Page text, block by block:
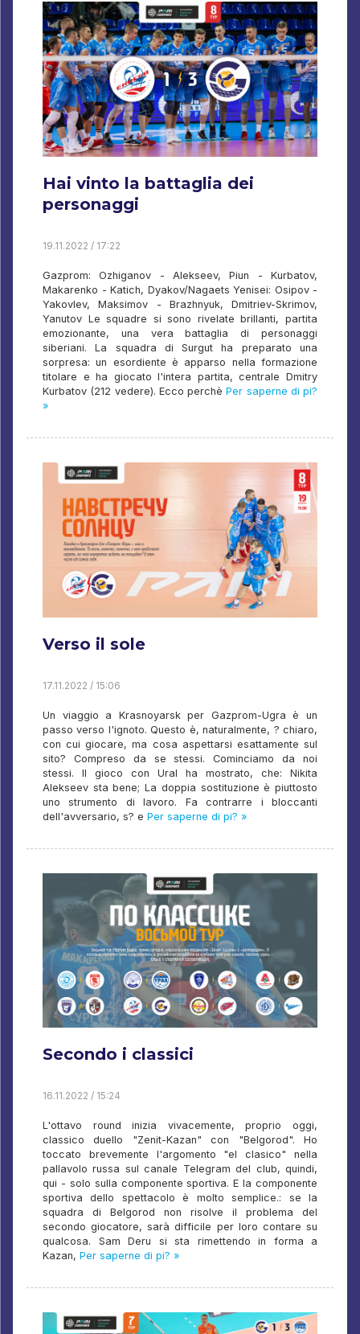
Hai vinto la battaglia dei
personaggi
19.11.2022 / 17:22
Gazprom: Ozhiganov - Alekseev, Piun - Kurbatov,
Makarenko - Katich, Dyakov/Nagaets Yenisei: Osipov -
Yakovlev, Maksimov - Brazhnyuk, Dmitriev-Skrimov,
Yanutov Le squadre si sono rivelate brillanti, partita
emozionante, una vera battaglia di personaggi
siberiani. La squadra di Surgut ha preparato una
sorpresa: un esordiente è apparso nella formazione
titolare e ha giocato l'intera partita, centrale Dmitry
Kurbatov (212 vedere). Ecco perchè Per saperne di pi?
»
Verso il sole
17.11.2022 / 15:06
Un viaggio a Krasnoyarsk per Gazprom-Ugra è un
passo verso l'ignoto. Questo è, naturalmente, ? chiaro,
con cui giocare, ma cosa aspettarsi esattamente sul
sito? Compreso da se stessi. Cominciamo da noi
stessi. Il gioco con Ural ha mostrato, che: Nikita
Alekseev sta bene; La doppia sostituzione è piuttosto
uno strumento di lavoro. Fa contrarre i bloccanti
dell'avversario, s? e Per saperne di pi? »
Secondo i classici
16.11.2022 / 15:24
L'ottavo round inizia vivacemente, proprio oggi,
classico duello "Zenit-Kazan" con "Belgorod". Ho
toccato brevemente l'argomento "el clasico" nella
pallavolo russa sul canale Telegram del club, quindi,
qui - solo sulla componente sportiva. E la componente
sportiva dello spettacolo è molto semplice.: se la
squadra di Belgorod non risolve il problema del
secondo giocatore, sarà difficile per loro contare su
qualcosa. Sam Deru si sta rimettendo in forma a
Kazan, Per saperne di pi? »